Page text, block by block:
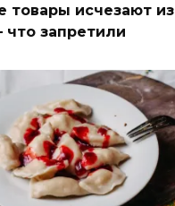
товары исчезают из
что запретили